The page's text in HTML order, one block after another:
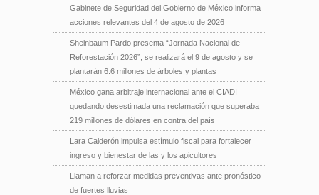
Gabinete de Seguridad del Gobierno de México informa
acciones relevantes del 4 de agosto de 2026
Sheinbaum Pardo presenta “Jornada Nacional de
Reforestación 2026”; se realizará el 9 de agosto y se
plantarán 6.6 millones de árboles y plantas
México gana arbitraje internacional ante el CIADI
quedando desestimada una reclamación que superaba
219 millones de dólares en contra del país
Lara Calderón impulsa estímulo fiscal para fortalecer
ingreso y bienestar de las y los apicultores
Llaman a reforzar medidas preventivas ante pronóstico
de fuertes lluvias